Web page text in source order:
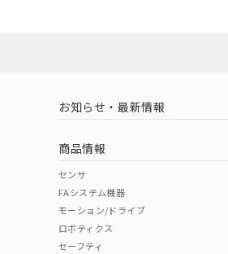
お知らせ・最新情報
商品情報
センサ
FAシステム機器
モーション/ドライブ
ロボティクス
セーフティ